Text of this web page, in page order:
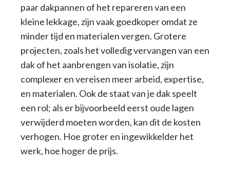
paar dakpannen of het repareren van een
kleine lekkage, zijn vaak goedkoper omdat ze
minder tijd en materialen vergen. Grotere
projecten, zoals het volledig vervangen van een
dak of het aanbrengen van isolatie, zijn
complexer en vereisen meer arbeid, expertise,
en materialen. Ook de staat van je dak speelt
een rol; als er bijvoorbeeld eerst oude lagen
verwijderd moeten worden, kan dit de kosten
verhogen. Hoe groter en ingewikkelder het
werk, hoe hoger de prijs.